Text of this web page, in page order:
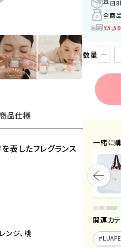
品仕様
表したフレグランス
ンジ、桃
平日8
全商
数量
一緒に
関連カ
#